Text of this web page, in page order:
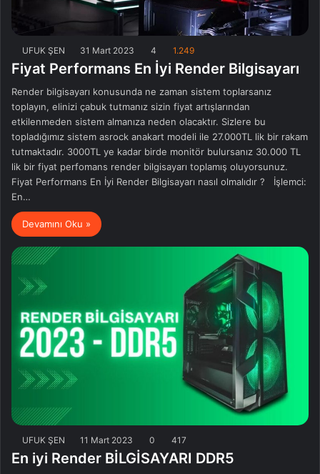
UFUK ŞEN 31 Mart 2023 4 1.249
Fiyat Performans En İyi Render Bilgisayarı
Render bilgisayarı konusunda ne zaman sistem toplarsanız
toplayın, elinizi çabuk tutmanız sizin fiyat artışlarından
etkilenmeden sistem almanıza neden olacaktır. Sizlere bu
topladığımız sistem asrock anakart modeli ile 27.000TL lik bir rakam
tutmaktadır. 3000TL ye kadar birde monitör bulursanız 30.000 TL
lik bir fiyat perfomans render bilgisayarı toplamış oluyorsunuz.
Fiyat Performans En İyi Render Bilgisayarı nasıl olmalıdır ? İşlemci:
En…
Devamını Oku »
UFUK ŞEN 11 Mart 2023 0 417
En iyi Render BİLGİSAYARI DDR5